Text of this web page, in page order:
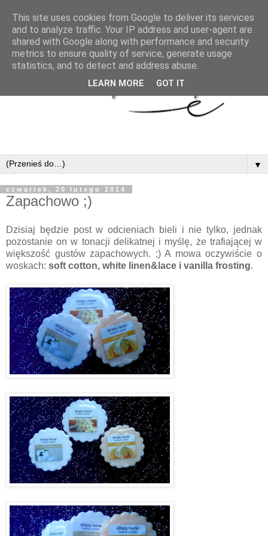
▼
czwartek, 20 lutego 2014
Zapachowo ;)
Dzisiaj będzie post w odcieniach bieli i nie tylko, jednak
pozostanie on w tonacji delikatnej i myślę, że trafiającej w
większość gustów zapachowych. ;) A mowa oczywiście o
woskach: soft cotton, white linen&lace i vanilla frosting.
This site uses cookies from Google to deliver its services
and to analyze traffic. Your IP address and user-agent are
shared with Google along with performance and security
metrics to ensure quality of service, generate usage
statistics, and to detect and address abuse.
LEARN MORE GOT IT